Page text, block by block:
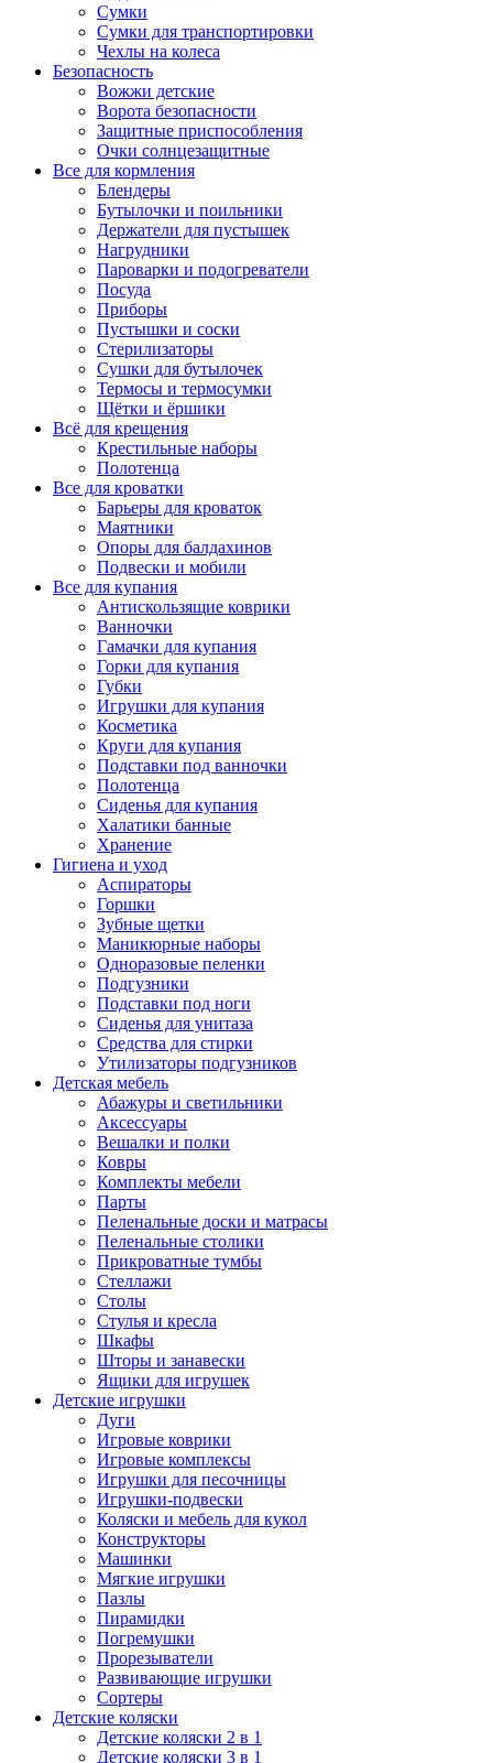
Сумки
Сумки для транспортировки
Чехлы на колеса
Безопасность
Вожжи детские
Ворота безопасности
Защитные приспособления
Очки солнцезащитные
Все для кормления
Блендеры
Бутылочки и поильники
Держатели для пустышек
Нагрудники
Пароварки и подогреватели
Посуда
Приборы
Пустышки и соски
Стерилизаторы
Сушки для бутылочек
Термосы и термосумки
Щётки и ёршики
Всё для крещения
Крестильные наборы
Полотенца
Все для кроватки
Барьеры для кроваток
Маятники
Опоры для балдахинов
Подвески и мобили
Все для купания
Антискользящие коврики
Ванночки
Гамачки для купания
Горки для купания
Губки
Игрушки для купания
Косметика
Круги для купания
Подставки под ванночки
Полотенца
Сиденья для купания
Халатики банные
Хранение
Гигиена и уход
Аспираторы
Горшки
Зубные щетки
Маникюрные наборы
Одноразовые пеленки
Подгузники
Подставки под ноги
Сиденья для унитаза
Средства для стирки
Утилизаторы подгузников
Детская мебель
Абажуры и светильники
Аксессуары
Вешалки и полки
Ковры
Комплекты мебели
Парты
Пеленальные доски и матрасы
Пеленальные столики
Прикроватные тумбы
Стеллажи
Столы
Стулья и кресла
Шкафы
Шторы и занавески
Ящики для игрушек
Детские игрушки
Дуги
Игровые коврики
Игровые комплексы
Игрушки для песочницы
Игрушки-подвески
Коляски и мебель для кукол
Конструкторы
Машинки
Мягкие игрушки
Пазлы
Пирамидки
Погремушки
Прорезыватели
Развивающие игрушки
Сортеры
Детские коляски
Детские коляски 2 в 1
Детские коляски 3 в 1